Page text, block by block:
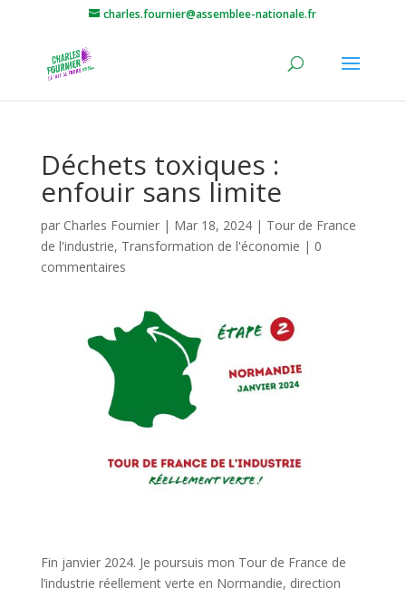
charles.fournier@assemblee-nationale.fr
Déchets toxiques :
enfouir sans limite
par Charles Fournier| Mar 18, 2024| Tour de France
de l'industrie, Transformation de l'économie | 0
commentaires
Fin janvier 2024. Je poursuis mon Tour de France de
l’industrie réellement verte en Normandie, direction